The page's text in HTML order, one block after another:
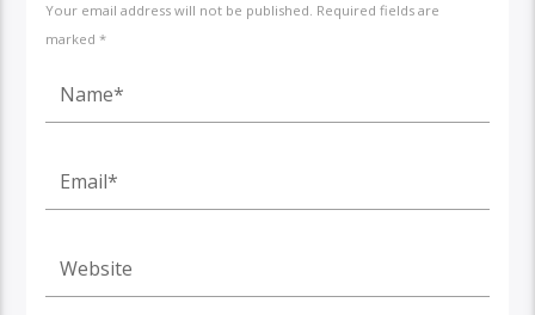
Your email address will not be published. Required fields are
marked *